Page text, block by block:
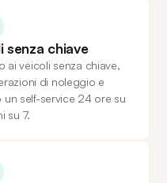
senza chiave
ai veicoli senza chiave,
di noleggio e
self-service 24 ore su
su 7.